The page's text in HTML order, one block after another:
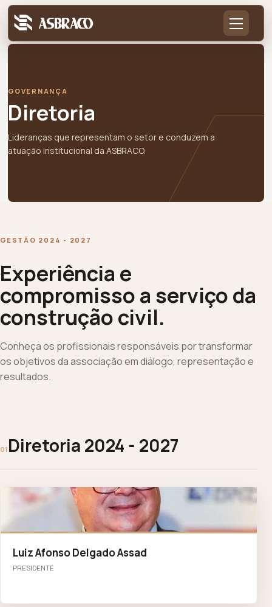
GOVERNANÇA
Diretoria
Lideranças que representam o setor e conduzem a
atuação institucional da ASBRACO.
GESTÃO 2024 - 2027
Experiência e
compromisso a serviço da
construção civil.
Conheça os profissionais responsáveis por transformar
os objetivos da associação em diálogo, representação e
resultados.
01 Diretoria 2024 - 2027
LA
Luiz Afonso Delgado Assad
PRESIDENTE